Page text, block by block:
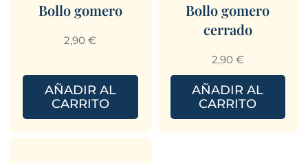
Bollo gomero
2,90€
AÑADIR AL
CARRITO
Bollo gomero
cerrado
2,90 €
AÑADIR AL
CARRITO